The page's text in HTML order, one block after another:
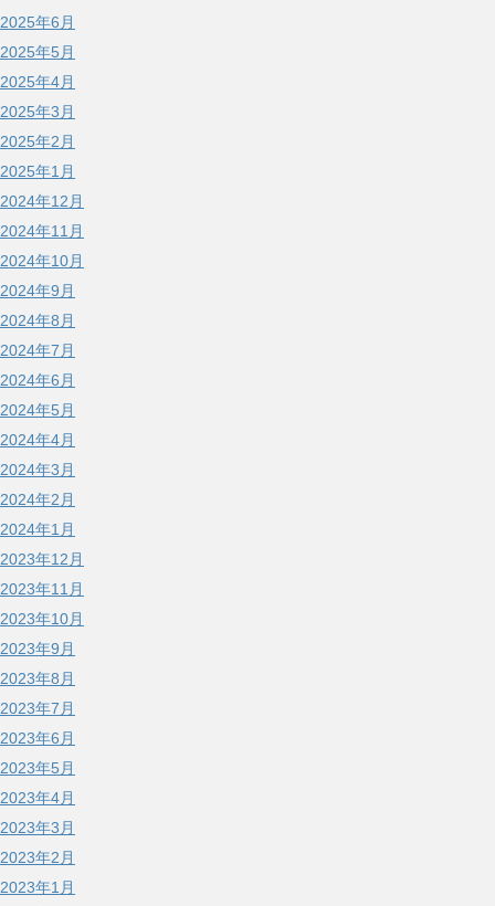
2025年6月
2025年5月
2025年4月
2025年3月
2025年2月
2025年1月
2024年12月
2024年11月
2024年10月
2024年9月
2024年8月
2024年7月
2024年6月
2024年5月
2024年4月
2024年3月
2024年2月
2024年1月
2023年12月
2023年11月
2023年10月
2023年9月
2023年8月
2023年7月
2023年6月
2023年5月
2023年4月
2023年3月
2023年2月
2023年1月